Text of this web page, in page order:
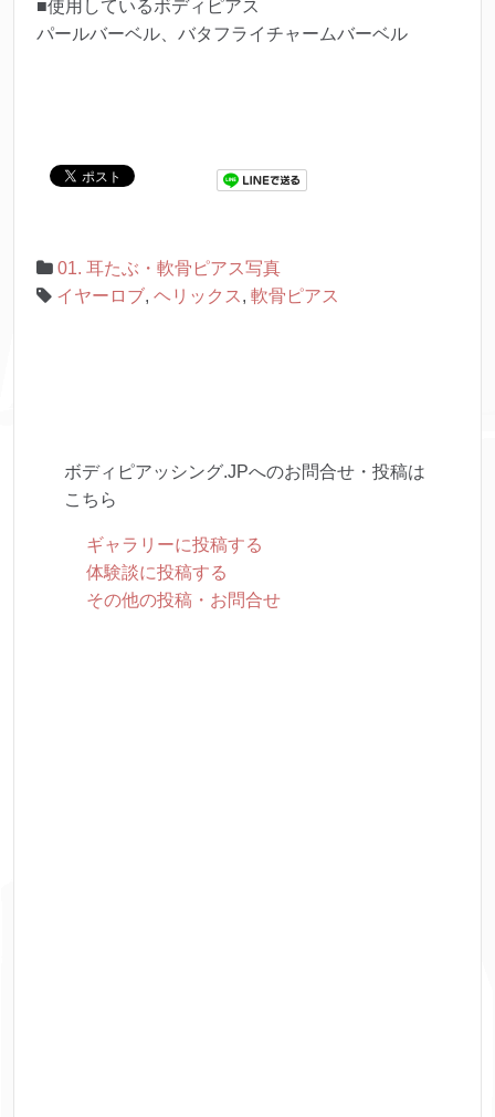
■使用しているボディピアス
パールバーベル、バタフライチャームバーベル
01. 耳たぶ・軟骨ピアス写真
イヤーロブ, ヘリックス , 軟骨ピアス
ボディピアッシング.JPへのお問合せ・投稿は
こちら
ギャラリーに投稿する
体験談に投稿する
その他の投稿・お問合せ